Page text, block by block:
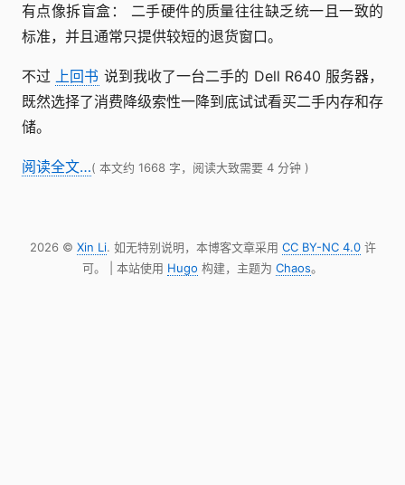
有点像拆盲盒： 二手硬件的质量往往缺乏统一且一致的
标准，并且通常只提供较短的退货窗口。
不过 上回书 说到我收了一台二手的 Dell R640 服务器，
既然选择了消费降级索性一降到底试试看买二手内存和存
储。
阅读全文…( 本文约 1668 字，阅读大致需要 4 分钟 )
2026 © Xin Li. 如无特别说明，本博客文章采用 CC BY-NC 4.0许
可。 | 本站使用 Hugo 构建，主题为 Chaos。